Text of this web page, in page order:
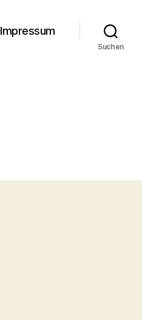
Impressum
Suchen